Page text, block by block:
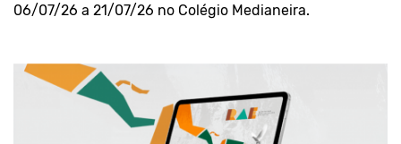
06/07/26 a 21/07/26 no Colégio Medianeira.